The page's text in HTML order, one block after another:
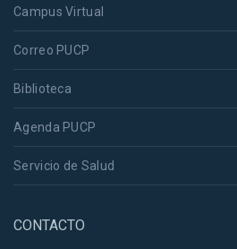
Campus Virtual
Correo PUCP
Biblioteca
Agenda PUCP
Servicio de Salud
CONTACTO